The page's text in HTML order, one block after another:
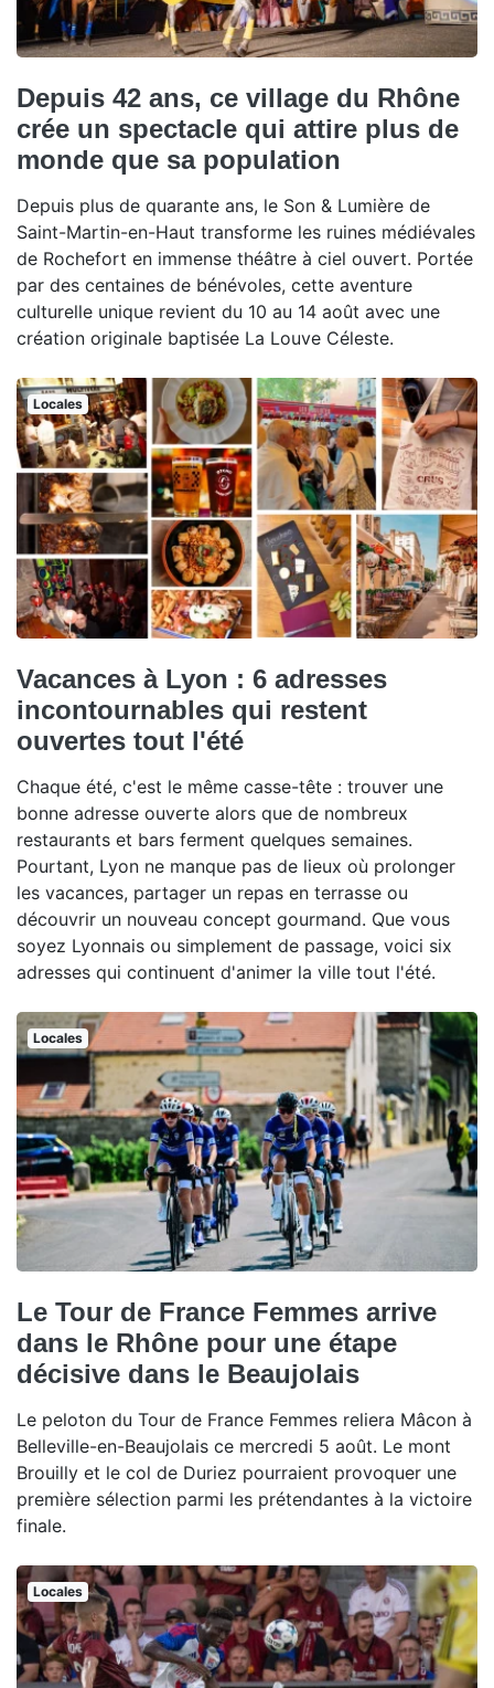
Depuis 42 ans, ce village du Rhône
crée un spectacle qui attire plus de
monde que sa population
Depuis plus de quarante ans, le Son & Lumière de
Saint-Martin-en-Haut transforme les ruines médiévales
de Rochefort en immense théâtre à ciel ouvert. Portée
par des centaines de bénévoles, cette aventure
culturelle unique revient du 10 au 14 août avec une
création originale baptisée La Louve Céleste.
Locales
Vacances à Lyon : 6 adresses
incontournables qui restent
ouvertes tout l'été
Chaque été, c'est le même casse-tête : trouver une
bonne adresse ouverte alors que de nombreux
restaurants et bars ferment quelques semaines.
Pourtant, Lyon ne manque pas de lieux où prolonger
les vacances, partager un repas en terrasse ou
découvrir un nouveau concept gourmand. Que vous
soyez Lyonnais ou simplement de passage, voici six
adresses qui continuent d'animer la ville tout l'été.
Locales
Le Tour de France Femmes arrive
dans le Rhône pour une étape
décisive dans le Beaujolais
Le peloton du Tour de France Femmes reliera Mâcon à
Belleville-en-Beaujolais ce mercredi 5 août. Le mont
Brouilly et le col de Duriez pourraient provoquer une
première sélection parmi les prétendantes à la victoire
finale.
Locales